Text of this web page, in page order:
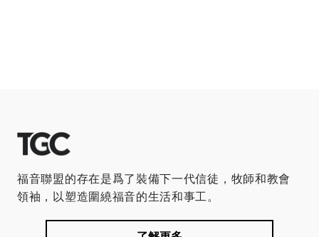
福音聯盟的存在是爲了裝備下一代信徒，牧師和教會
領袖，以塑造圍繞福音的生活和事工。